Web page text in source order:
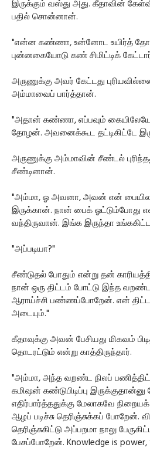
இருக்கும் வஸ்து அது. கீதாவின்
பதில் சொன்னான்.
"என்ன கண்ணா, உன்னோட உயிர்த்
புன்னகையோடு கண் சிமிட்டிக்
அருணுக்கு அவர் கேட்டது
அம்மாவைப் பார்த்தான்.
"அதான் கண்ணா, எப்பவும் கையிலேயே
தோழன். அவனைக்கூட தட்டிகிட்டே
அருணுக்கு அம்மாவின் சீண்டல்
சீண்டினான்.
"அம்மா, ஓ அவனா, அவன் என் பையில
இருக்கான். நான் பைக் ஓட்டும்போது
வந்திருவான். இங்க இருந்தா
"அப்படியா?"
சீண்டுதல் போதும் என்று தன்
நான் ஒரு திட்டம் போட்டு இந்த வறண்ட
ஆராய்ச்சி பண்ணப்போறேன். என்
அடையும்."
கீதாவுக்கு அவன் பேசியது மிகவம்
தொடரட்டும் என்று காத்திருந்தார்.
"அம்மா, அந்த வறண்ட நிலப்
கமிஷன் கண்டுபிடிப்பு
எதிர்பார்த்ததுக்கு மேலாகவே
ஆழப் படிச்சு தெரிஞ்சுக்கப் போறேன்.
தெரிஞ்சுகிட்டு அப்பறமா நாலு
பேசப்போறேன். Knowledge is power,